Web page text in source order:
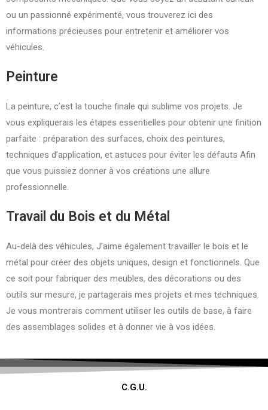
ou un passionné expérimenté, vous trouverez ici des
informations précieuses pour entretenir et améliorer vos
véhicules.
Peinture
La peinture, c’est la touche finale qui sublime vos projets. Je
vous expliquerais les étapes essentielles pour obtenir une finition
parfaite : préparation des surfaces, choix des peintures,
techniques d’application, et astuces pour éviter les défauts Afin
que vous puissiez donner à vos créations une allure
professionnelle.
Travail du Bois et du Métal
Au-delà des véhicules, J’aime également travailler le bois et le
métal pour créer des objets uniques, design et fonctionnels. Que
ce soit pour fabriquer des meubles, des décorations ou des
outils sur mesure, je partagerais mes projets et mes techniques.
Je vous montrerais comment utiliser les outils de base, à faire
des assemblages solides et à donner vie à vos idées.
C.G.U.